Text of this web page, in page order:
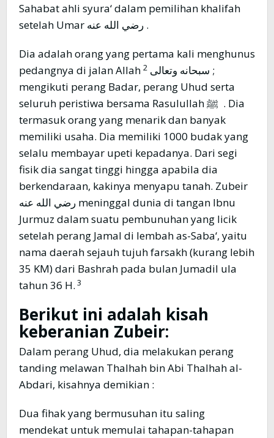
Sahabat ahli syura‘ dalam pemilihan khalifah
setelah Umar رضي الله عنه .
Dia adalah orang yang pertama kali menghunus
pedangnya di jalan Allah سبحانه وتعالى 2
;
mengikuti perang Badar, perang Uhud serta
seluruh peristiwa bersama Rasulullah ﷺ . Dia
termasuk orang yang menarik dan banyak
memiliki usaha. Dia memiliki 1000 budak yang
selalu membayar upeti kepadanya. Dari segi
fisik dia sangat tinggi hingga apabila dia
berkendaraan, kakinya menyapu tanah. Zubeir
رضي الله عنه meninggal dunia di tangan Ibnu
Jurmuz dalam suatu pembunuhan yang licik
setelah perang Jamal di lembah as-Saba‘, yaitu
nama daerah sejauh tujuh farsakh (kurang lebih
35 KM) dari Bashrah pada bulan Jumadil ula
tahun 36 H. 3
Berikut ini adalah kisah
keberanian Zubeir:
Dalam perang Uhud, dia melakukan perang
tanding melawan Thalhah bin Abi Thalhah al-
Abdari, kisahnya demikian :
Dua fihak yang bermusuhan itu saling
mendekat untuk memulai tahapan-tahapan